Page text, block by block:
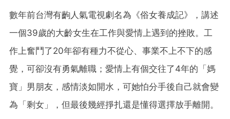
數年前台灣有齣人氣電視劇名為《俗女養成記》，講述
一個39歲的大齡女生在工作與愛情上遇到的挫敗。工
作上奮鬥了20年卻有種力不從心、事業不上不下的感
覺，可卻沒有勇氣離職；愛情上有個交往了4年的「媽
寶」男朋友，感情淡如開水，可她怕分手後自己就會變
為「剩女」，但最後幾經掙扎還是懂得選擇放手離開。